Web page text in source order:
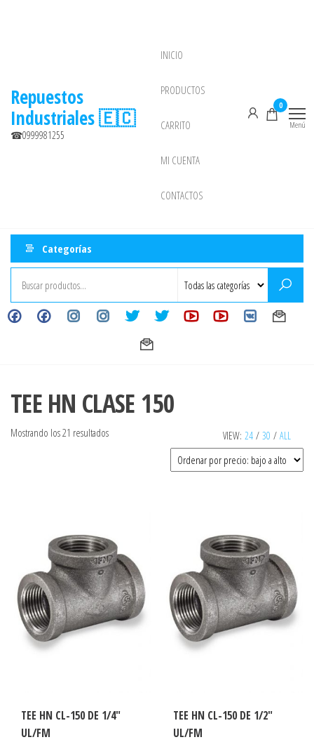
Repuestos
Industriales 🇪🇨
☎0999981255
INICIO
PRODUCTOS
CARRITO
MI CUENTA
CONTACTOS
0
Menú
Categorías
TEE HN CLASE 150
VIEW: 24 / 30 / ALL
Mostrando los 21 resultadosOrdenado
TEE HN CL-150 DE 1/4″
UL/FM
TEE HN CL-150 DE 1/2″
UL/FM